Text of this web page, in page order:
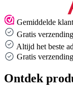
Gemiddelde
Gratis
Altijd het beste
Gratis
Ontdek